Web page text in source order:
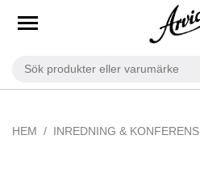
HEM INREDNING & KONFERENS